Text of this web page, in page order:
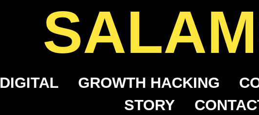
DIGITAL GROWTH HACKING
STORY